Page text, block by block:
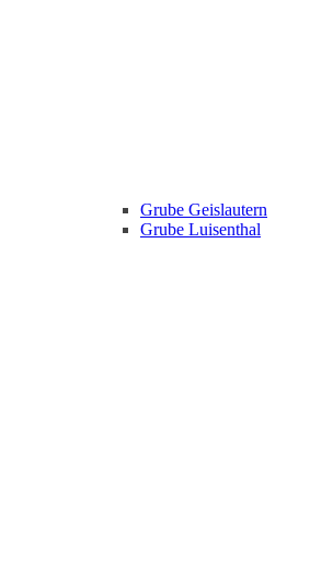
Grube Geislautern
Grube Luisenthal